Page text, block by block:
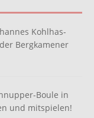
Kohlhas-
Bergkamener
Boule in
und mitspielen!